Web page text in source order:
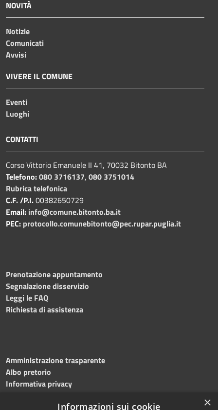
NOVITÀ
Notizie
Comunicati
Avvisi
VIVERE IL COMUNE
Eventi
Luoghi
CONTATTI
Corso Vittorio Emanuele II 41, 70032 Bitonto BA
Telefono:080 3716137, 080 3751014
Rubrica telefonica
C.F. /P.I.00382650729
Email: info@comune.bitonto.ba.it
PEC: protocollo.comunebitonto@pec.rupar.puglia.it
Prenotazione appuntamento
Segnalazione disservizio
Leggi le FAQ
Richiesta di assistenza
Amministrazione trasparente
Albo pretorio
Informativa privacy
Dichiarazione di accessibilità Meccanismo di feedback ×
Informazioni sui cookie